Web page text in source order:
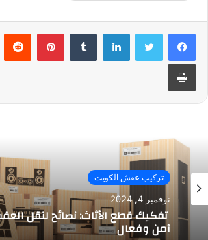
لينكدإن بينتيريست
طباعة
تركيب عفش الكويت
نوفمبر 4, 2024
تفكيك قطع الأثاث: نصائح لنقل
آمن وفعال